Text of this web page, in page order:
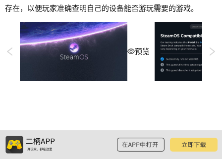
存在，以便玩家准确查明自己的设备能否游玩需要的游戏。
预览